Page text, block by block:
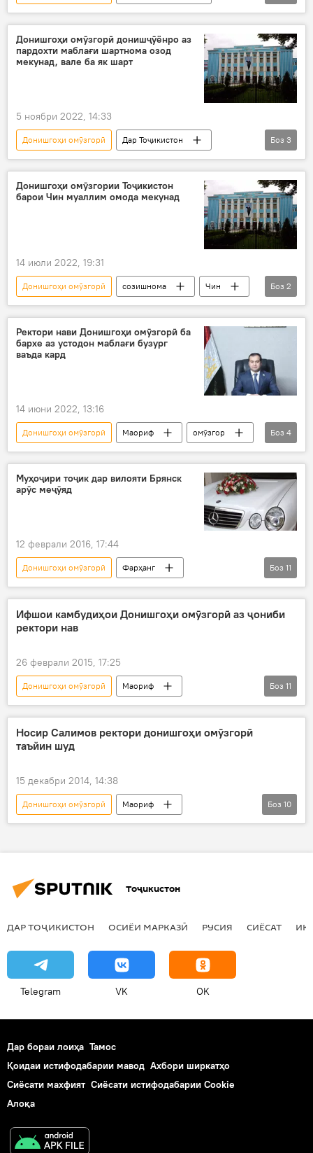
таҳсил
ройгон
донишгоҳ
таҳсил
ройгон ҷойи кор
Донишгоҳи омӯзгорӣ донишҷӯёнро аз
пардохти маблағи шартнома озод
мекунад, вале ба як шарт
5 ноябри 2022, 14:33
Донишгоҳи омӯзгорӣ
Дар Тоҷикистон
Маориф
маблағ шартнома
Боз 3
Донишгоҳи омӯзгории Тоҷикистон
барои Чин муаллим омода мекунад
14 июли 2022, 19:31
Донишгоҳи омӯзгорӣ созишнома
Чин
Дар Тоҷикистон
Маориф
Боз 2
Ректори нави Донишгоҳи омӯзгорӣ ба
бархе аз устодон маблағи бузург
ваъда кард
14 июни 2022, 13:16
Донишгоҳи омӯзгорӣ Маориф
омӯзгор
дастгирӣ
ректор
Дар Тоҷикистон
ҳавасмандӣ
Боз 4
Муҳоҷири тоҷик дар вилояти Брянск
арӯс меҷӯяд
12 феврали 2016, 17:44
Донишгоҳи омӯзгорӣ
Фарҳанг
Муҳоҷират
Дар Тоҷикистон
Дар ҷаҳон
Иҷтимоъ
Маскав
Брянск
Боз 11
Ифшои камбудиҳои Донишгоҳи омӯзгорӣ аз ҷониби
ректори нав
26 феврали 2015, 17:25
Донишгоҳи омӯзгорӣ
Маориф
Дар Тоҷикистон
Иҷтимоъ
Ҳамаи хабарҳо
Китобхонаи миллӣ
Боз 11
Носир Салимов ректори донишгоҳи омӯзгорӣ
таъйин шуд
15 декабри 2014, 14:38
Донишгоҳи омӯзгорӣ
Маориф
Дар Тоҷикистон
Иҷтимоъ
Китобхонаи миллӣ
ректор
Боз 10
Тоҷикистон
ДАР ТОҶИКИСТОН ОСИЁИ МАРКАЗӢ РУСИЯ СИЁСАТ
Telegram VK OK
Дар бораи лоиҳа Тамос
Қоидаи истифодабарии мавод Ахбори ширкатҳо
Сиёсати махфият Сиёсати истифодабарии Cookie
Алоқа